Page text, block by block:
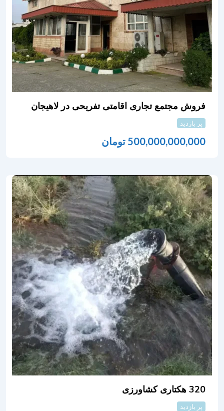
فروش مجتمع تجاری اقامتی تفریحی در لاهیجان
پر بازدید
500,000,000,000 تومان
320 هکتاری کشاورزی
پر بازدید